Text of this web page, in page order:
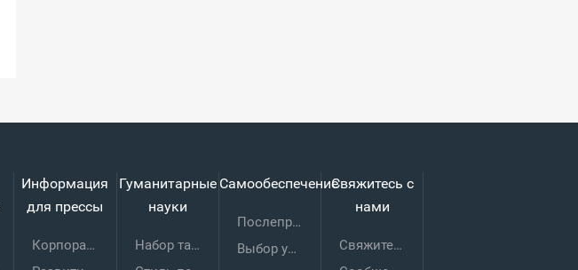
Информация
для прессы
Корпоративные новости
Гуманитарные
науки
Набор талантливых людей
Самообеспечение
Послепродажное обслуживание
Выбор услуг
Свяжитесь с
нами
Свяжитесь с нами